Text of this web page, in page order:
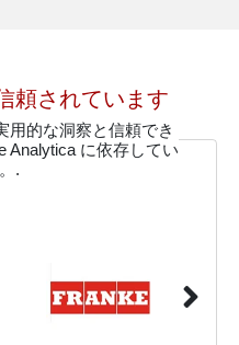
頼されています
用的な洞察と信頼でき
Analytica に依存してい
.